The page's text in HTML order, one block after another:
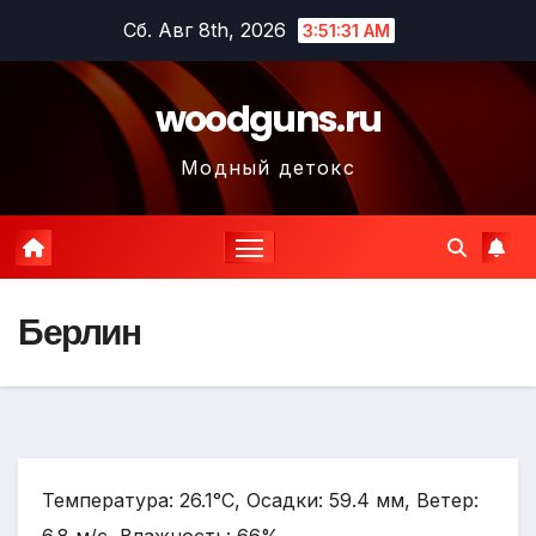
содержимому
Сб. Авг 8th, 2026 3:51:32 AM
woodguns.ru
Модный детокс
Берлин
Температура: 26.1°C, Осадки: 59.4 мм, Ветер: